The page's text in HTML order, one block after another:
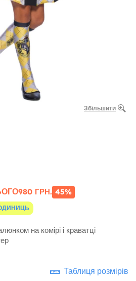
Збільшити
980 ГРН. 45%
на комірі і краватці
Таблиця розмірів